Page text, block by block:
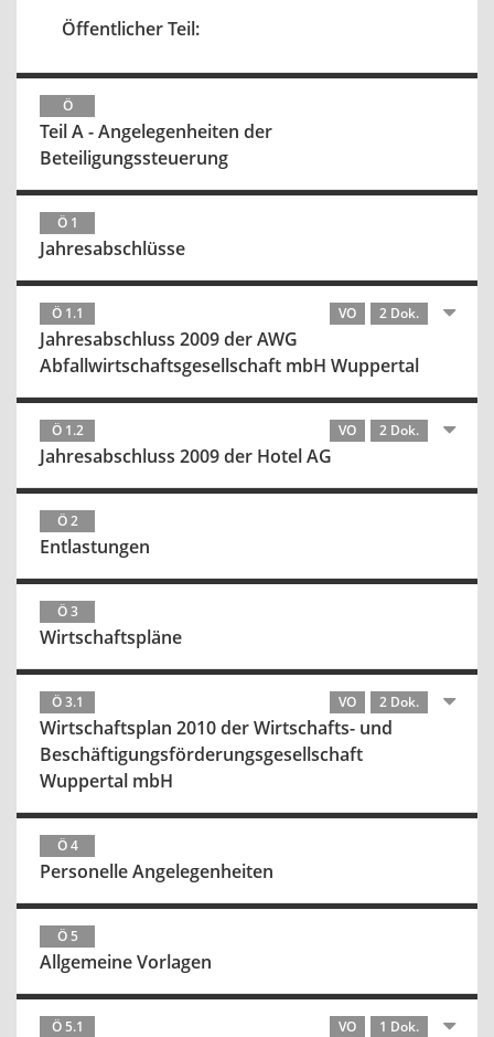
Öffentlicher Teil:
Ö
Teil A - Angelegenheiten der
Beteiligungssteuerung
Ö 1
Jahresabschlüsse
Ö 1.1 VO 2 Dok.
Jahresabschluss 2009 der AWG
Abfallwirtschaftsgesellschaft mbH Wuppertal
Ö 1.2 VO 2 Dok.
Jahresabschluss 2009 der Hotel AG
Ö 2
Entlastungen
Ö 3
Wirtschaftspläne
Ö 3.1 VO 2 Dok.
Wirtschaftsplan 2010 der Wirtschafts- und
Beschäftigungsförderungsgesellschaft
Wuppertal mbH
Ö 4
Personelle Angelegenheiten
Ö 5
Allgemeine Vorlagen
Ö 5.1 VO 1 Dok.